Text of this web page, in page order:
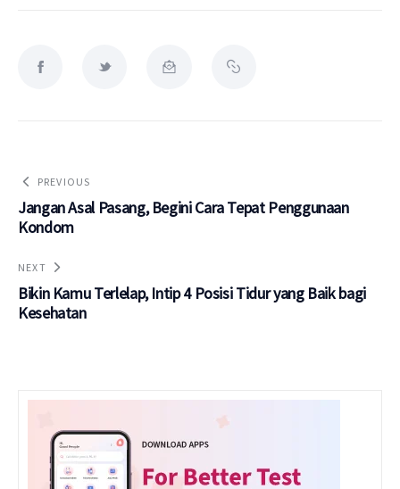
PREVIOUS
Jangan Asal Pasang, Begini Cara Tepat Penggunaan
Kondom
NEXT
Bikin Kamu Terlelap, Intip 4 Posisi Tidur yang Baik bagi
Kesehatan